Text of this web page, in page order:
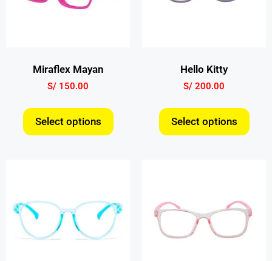
Miraflex Mayan
S/ 150.00
Select options
Hello Kitty
S/ 200.00
Select options